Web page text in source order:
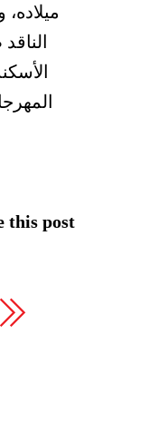
this post: